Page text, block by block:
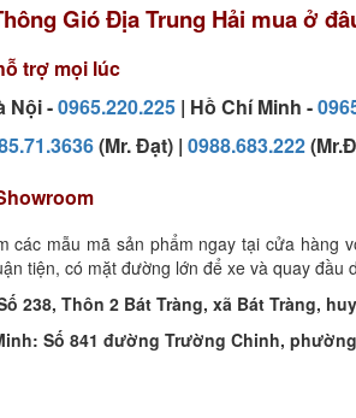
Gió Địa Trung Hải mua ở
trợ mọi lúc
Nội -0965.220.225 | Hồ Chí Minh -
(Mr. Đạt) | 0988.683.222
các mẫu mã sản phẩm ngay tại cửa hàng
tiện, có mặt đường lớn để xe và quay đầu
238, Thôn 2 Bát Tràng, xã Bát Tràng,
Số 841 đường Trường Chinh,